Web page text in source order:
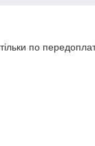
по